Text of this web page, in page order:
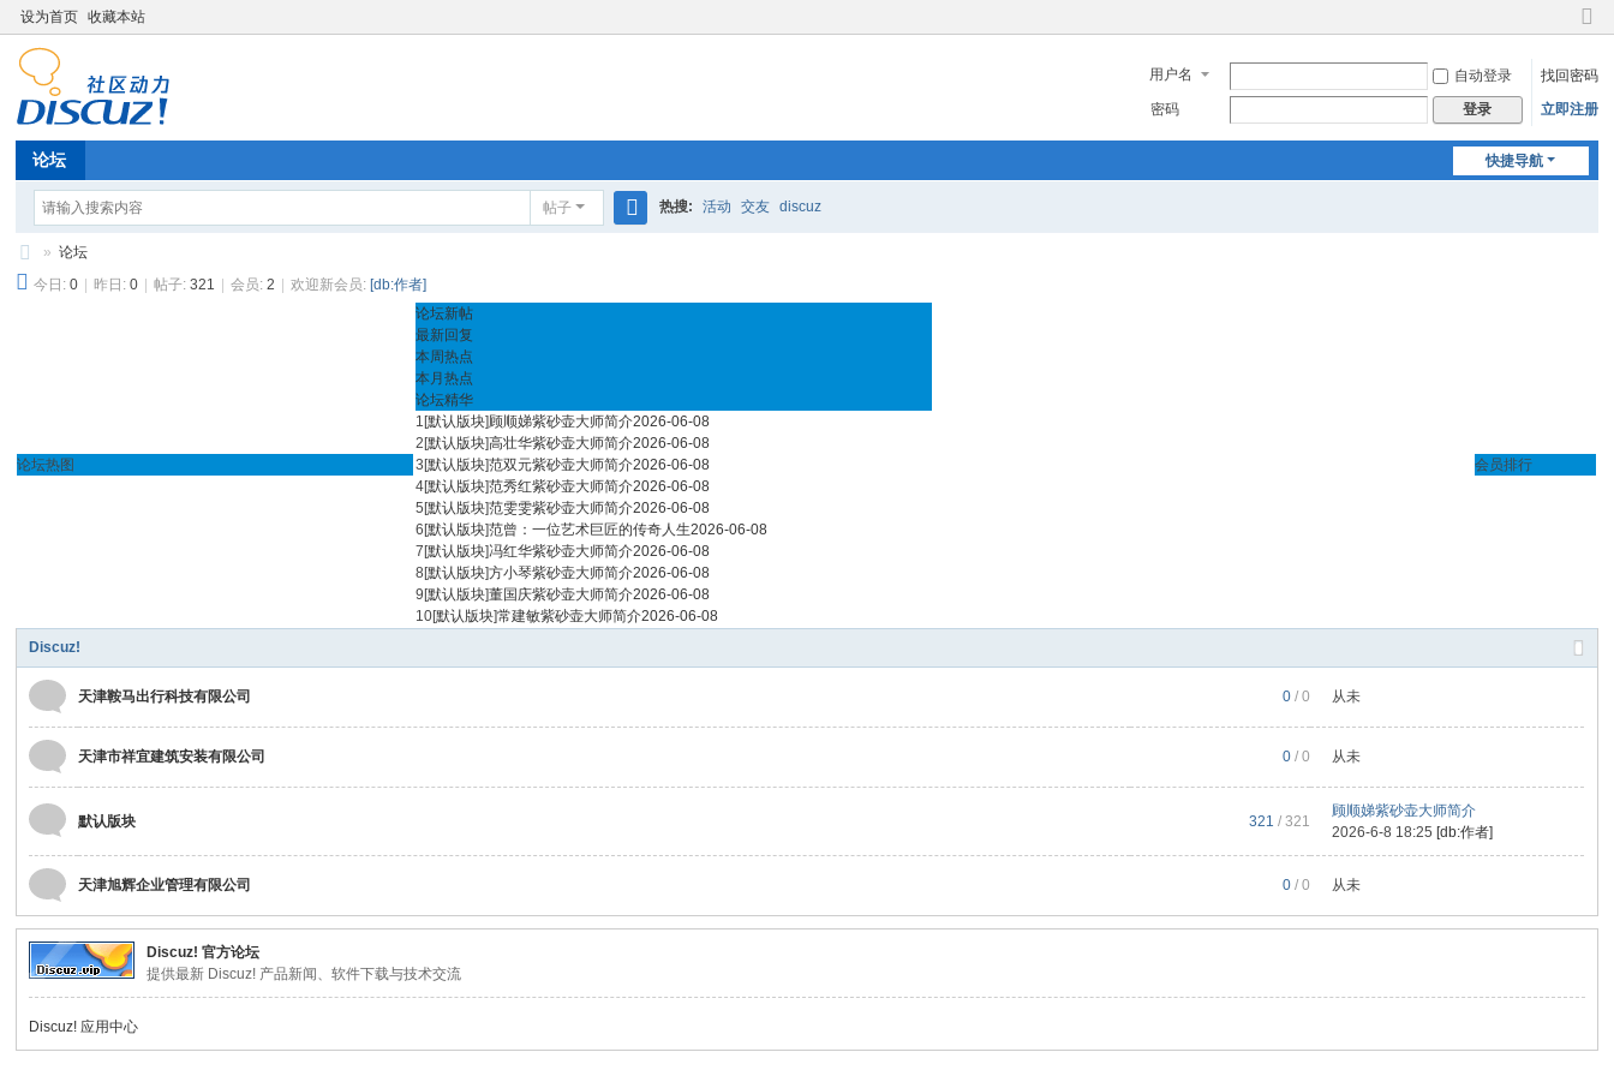
设为首页 收藏本站
切
到
窄
用户名 自动登录
找回密码
密码
登录 立即注册
快捷导航
论坛
帖子 热搜: 活动 交友 discuz
青
商
司
» 论坛
今日:0 昨日:0 帖子:321 会员:2 欢迎新会员: [db:作者]
论坛热图
论坛新帖
最新回复
本周热点
本月热点
论坛精华
1 [默认版块]顾顺娣紫砂壶大师简介2026-06-08
2 [默认版块]高壮华紫砂壶大师简介2026-06-08
3 [默认版块]范双元紫砂壶大师简介2026-06-08
4[默认版块]范秀红紫砂壶大师简介2026-06-08
5 [默认版块]范雯雯紫砂壶大师简介2026-06-08
6 [默认版块]范曾：一位艺术巨匠的传奇人生2026-06-08
7 [默认版块]冯红华紫砂壶大师简介2026-06-08
8 [默认版块]方小琴紫砂壶大师简介2026-06-08
9 [默认版块]董国庆紫砂壶大师简介2026-06-08
10[默认版块]常建敏紫砂壶大师简介2026-06-08
会员排行
Discuz!
天津鞍马出行科技有限公司 0 / 0 从未
天津市祥宜建筑安装有限公司 0 / 0 从未
默认版块 321 / 321
顾顺娣紫砂壶大师简介
2026-6-8 18:25 [db:作者]
天津旭辉企业管理有限公司 0 / 0 从未
Discuz! 官方论坛
提供最新 Discuz! 产品新闻、软件下载与技术交流
Discuz! 应用中心